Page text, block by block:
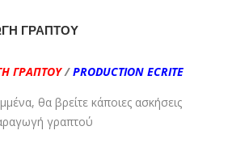
ΓΡΑΠΤΟΥ
ΓΡΑΠΤΟΥ/PRODUCTION ECRITE
θα βρείτε κάποιες ασκήσεις
γραπτού